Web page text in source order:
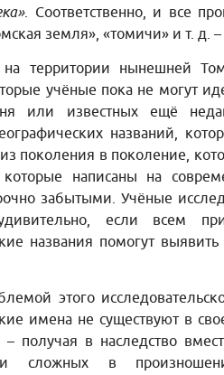
. Соответственно, и все
земля», «томичи» и т. д.
на территории нынешней
учёные пока не могут
или известных ещё
названий,
поколения в поколение,
которые написаны на
забытыми. Учёные
если всем
названия помогут
этого
имена не существуют в
– получая в наследство
сложных в